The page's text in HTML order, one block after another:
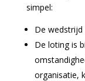
simpel:
De
De loting is
organisatie,